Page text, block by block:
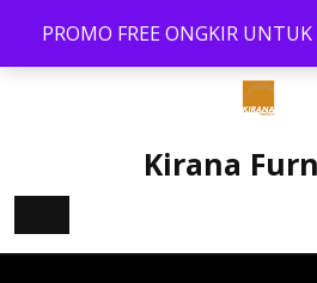
PROMO FREE ONGKIR
content
Kirana